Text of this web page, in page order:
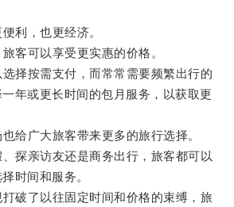
，也更经济。
可以享受更实惠的价格。
按需支付，而常常需要频繁出行的
年或更长时间的包月服务，以获取更
广大旅客带来更多的旅行选择。
亲访友还是商务出行，旅客都可以
时间和服务。
了以往固定时间和价格的束缚，旅